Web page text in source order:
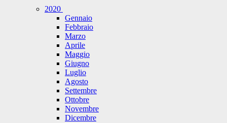
2020
Gennaio
Febbraio
Marzo
Aprile
Maggio
Giugno
Luglio
Agosto
Settembre
Ottobre
Novembre
Dicembre